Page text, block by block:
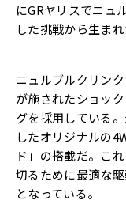
にGRヤリスでニュ
した挑戦から生ま
ニュルブルクリン
が施されたショッ
グを採用している
したオリジナルの
ド」の搭載だ。こ
切るために最適な
となっている。